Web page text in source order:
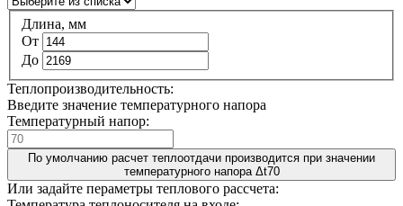
Длина, мм
От
До
Теплопроизводительность:
Введите значение температурного напора
Температурный напор:
По умолчанию расчет теплоотдачи производится при значении
температурного напора Δt70
Или задайте пераметры теплового рассчета: